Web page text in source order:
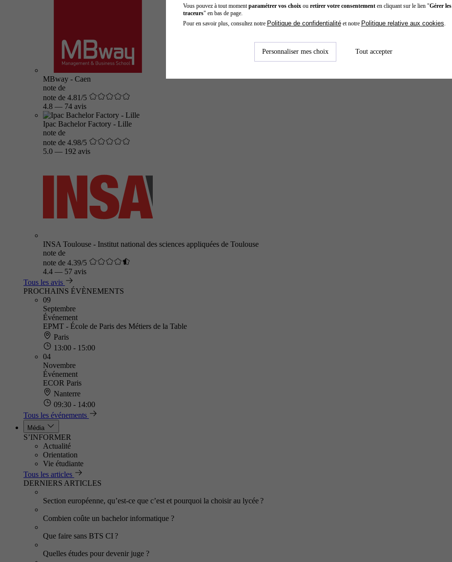
MBway - Caen
note de
note de 4.81/5
4.8 — 74 avis
Ipac Bachelor Factory - Lille
note de
note de 4.98/5
5.0 — 192 avis
INSA Toulouse - Institut national des sciences appliquées de Toulouse
note de
note de 4.39/5
4.4 — 57 avis
Tous les avis
PROCHAINS ÉVÈNEMENTS
09
Septembre
Événement
EPMT - École de Paris des Métiers de la Table
Paris
13:00 - 15:00
04
Novembre
Événement
ECOR Paris
Nanterre
09:30 - 14:00
Tous les événements
Média
S’INFORMER
Actualité
Orientation
Vie étudiante
Tous les articles
DERNIERS ARTICLES
Section européenne, qu’est-ce que c’est et pourquoi la choisir au lycée ?
Combien coûte un bachelor informatique ?
Que faire sans BTS CI ?
Quelles études pour devenir juge ?
Vous pouvez à tout moment paramétrer vos choixou retirer votre consentementen cliquant sur le lien "Gérer les
traceurs" en bas de page.
Pour en savoir plus, consultez notre Politique de confidentialitéet notre Politique relative aux cookies
Personnaliser mes choix Tout accepter